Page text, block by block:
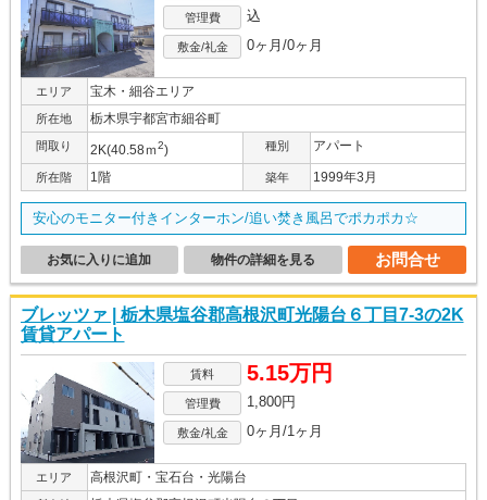
管理費 込
敷金/礼金 0ヶ月/0ヶ月
エリア 宝木・細谷エリア
所在地 栃木県宇都宮市細谷町
間取り 2K(40.58ｍ2) 種別 アパート
所在階 1階 築年 1999年3月
安心のモニター付きインターホン/追い焚き風呂でポカポカ☆
お問合せ
物件の詳細を見る
お気に入りに追加
ブレッツァ | 栃木県塩谷郡高根沢町光陽台６丁目7-3の2K
賃貸アパート
賃料 5.15万円
管理費 1,800円
敷金/礼金 0ヶ月/1ヶ月
エリア 高根沢町・宝石台・光陽台